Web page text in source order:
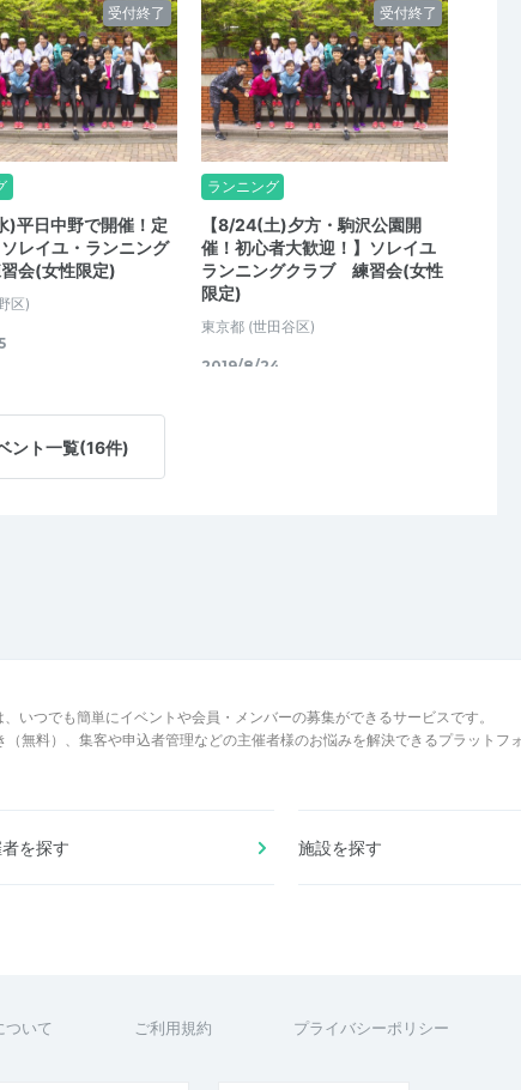
受付終了
)平日中野で開催！定
レイユ・ランニング
会(女性限定)
区)
受付終了
ランニング
【8/24(土)夕方・駒沢公園開
催！初心者大歓迎！】ソレイユ
ランニングクラブ 練習会(女性
限定)
東京都 (世田谷区)
2019/8/24
ント一覧(16件)
、いつでも簡単にイベントや会員・メンバーの募集ができるサービスです。
（無料）、集客や申込者管理などの主催者様のお悩みを解決できるプラットフ
を探す 施設を探す
ついて ご利用規約 プライバシーポリシー